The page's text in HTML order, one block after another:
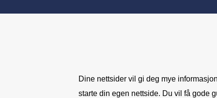
Dine nettsider vil gi deg mye
starte din egen nettside. Du vil få gode